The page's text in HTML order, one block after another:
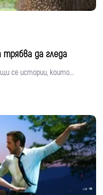
да гледа
се истории, които...